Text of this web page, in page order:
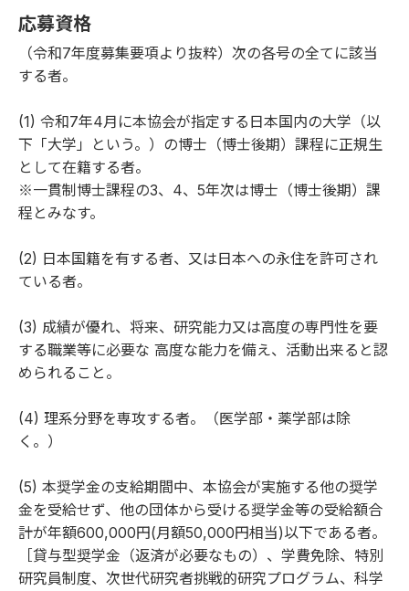
応募資格
（令和7年度募集要項より抜粋）次の各号の全てに該当
する者。
(1) 令和7年4月に本協会が指定する日本国内の大学（以
下「大学」という。）の博士（博士後期）課程に正規生
として在籍する者。
※一貫制博士課程の3、4、5年次は博士（博士後期）課
程とみなす。
(2) 日本国籍を有する者、又は日本への永住を許可され
ている者。
(3) 成績が優れ、将来、研究能力又は高度の専門性を要
する職業等に必要な 高度な能力を備え、活動出来ると認
められること。
(4) 理系分野を専攻する者。（医学部・薬学部は除
く。）
(5) 本奨学金の支給期間中、本協会が実施する他の奨学
金を受給せず、他の団体から受ける奨学金等の受給額合
計が年額600,000円(月額50,000円相当)以下である者。
［貸与型奨学金（返済が必要なもの）、学費免除、特別
研究員制度、次世代研究者挑戦的研究プログラム、科学